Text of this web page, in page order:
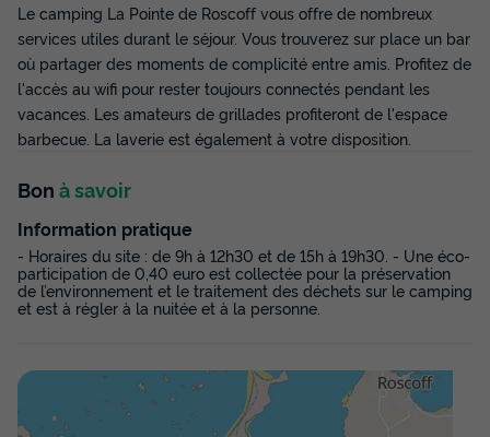
MOBILHOME 6 personnes - Premium 3
chambres 6 personnes
Surface
35m²
Adultes
6
Chambres
3
Salle de bain
1
Terrasse semi-couverte Climatisation
Animaux autorisés *
MOBILHOME 6 personnes - Premium 3 chambres 6
Le camping La Pointe de Roscoff vous offre de nombreux
services utiles durant le séjour. Vous trouverez sur place un bar
où partager des moments de complicité entre amis. Profitez de
l'accès au wifi pour rester toujours connectés pendant les
vacances. Les amateurs de grillades profiteront de l'espace
barbecue. La laverie est également à votre disposition.
Bon à savoir
Information pratique
- Horaires du site : de 9h à 12h30 et de 15h à 19h30. - Une éco-
participation de 0,40 euro est collectée pour la préservation
de l’environnement et le traitement des déchets sur le camping
et est à régler à la nuitée et à la personne.